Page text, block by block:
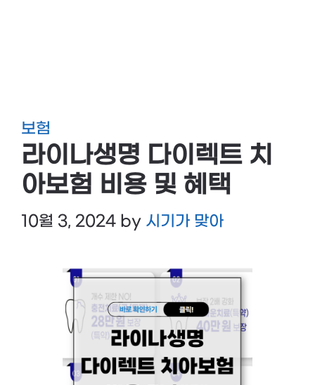
보험
라이나생명 다이렉트 치
아보험 비용 및 혜택
10월 3, 2024 by 시기가 맞아